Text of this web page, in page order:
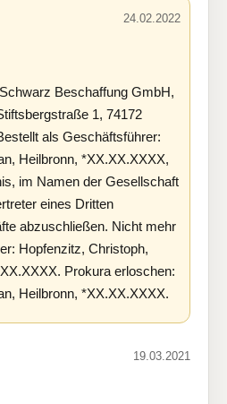
24.02.2022
Beschaffung GmbH,
1, 74172
als Geschäftsführer:
Heilbronn, *XX.XX.XXXX,
im Namen der Gesellschaft
eines Dritten
abzuschließen. Nicht mehr
Hopfenzitz, Christoph,
Prokura erloschen:
Heilbronn, *XX.XX.XXXX.
19.03.2021